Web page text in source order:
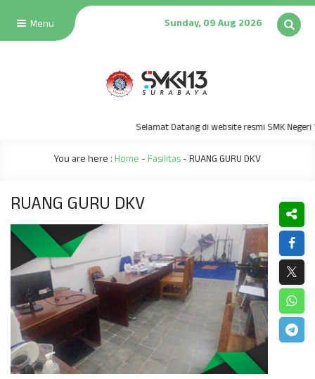
Menu Sunday, 09 Aug 2026
Selamat Datang di website resmi SMK Negeri
You are here :Home-Fasilitas-RUANG GURU DKV
RUANG GURU DKV